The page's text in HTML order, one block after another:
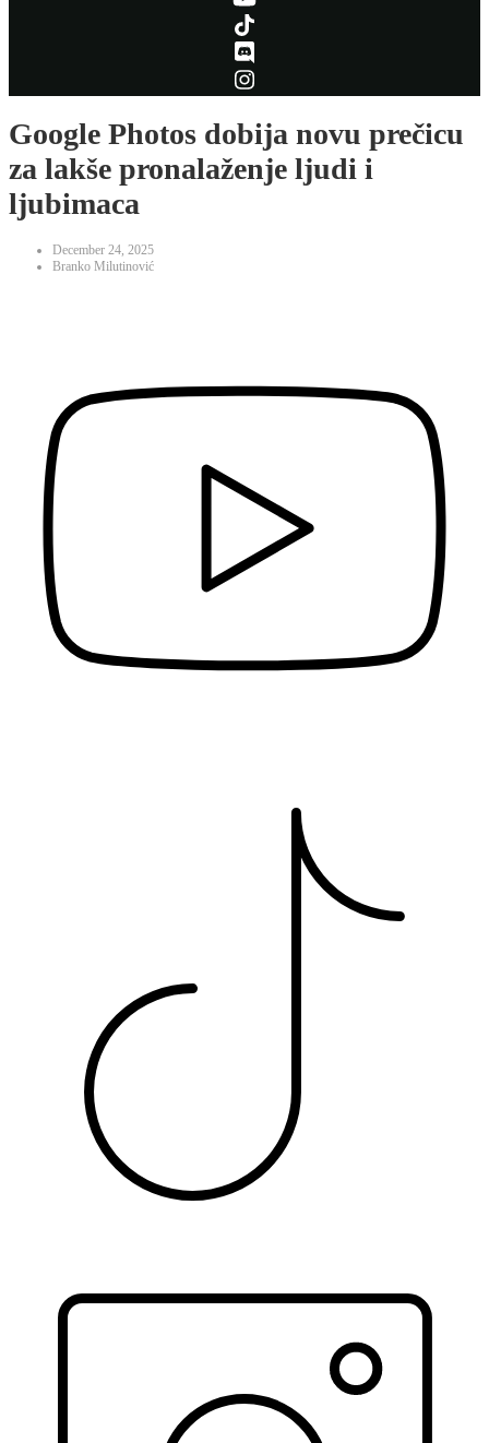
Google Photos dobija novu prečicu
za lakše pronalaženje ljudi i
ljubimaca
December 24, 2025
Branko Milutinović